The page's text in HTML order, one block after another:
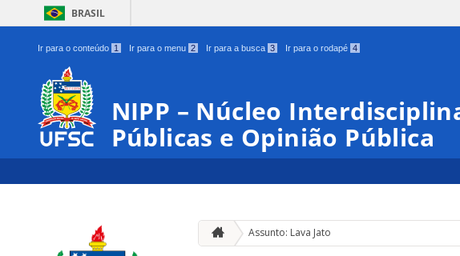
BRASIL
Ir para o conteúdo 1 Ir para o menu 2 Ir para a busca 3 Ir para o rodapé 4
NIPP – Núcleo
Públicas e Opinião Pública
Assunto: Lava Jato